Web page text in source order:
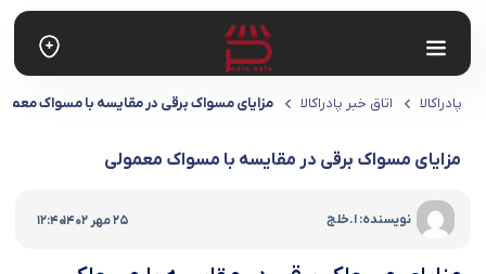
پادراکالا اتاق خبر پادراکالا مزایای مسواک برقی در مقایسه با مسواک
مزایای مسواک برقی در مقایسه با مسواک معمولی
نویسنده: ا.خلج 25 مهر 1402 |
12:40